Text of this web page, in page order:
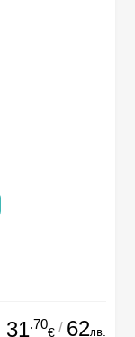
31.70
€ / 62лв.